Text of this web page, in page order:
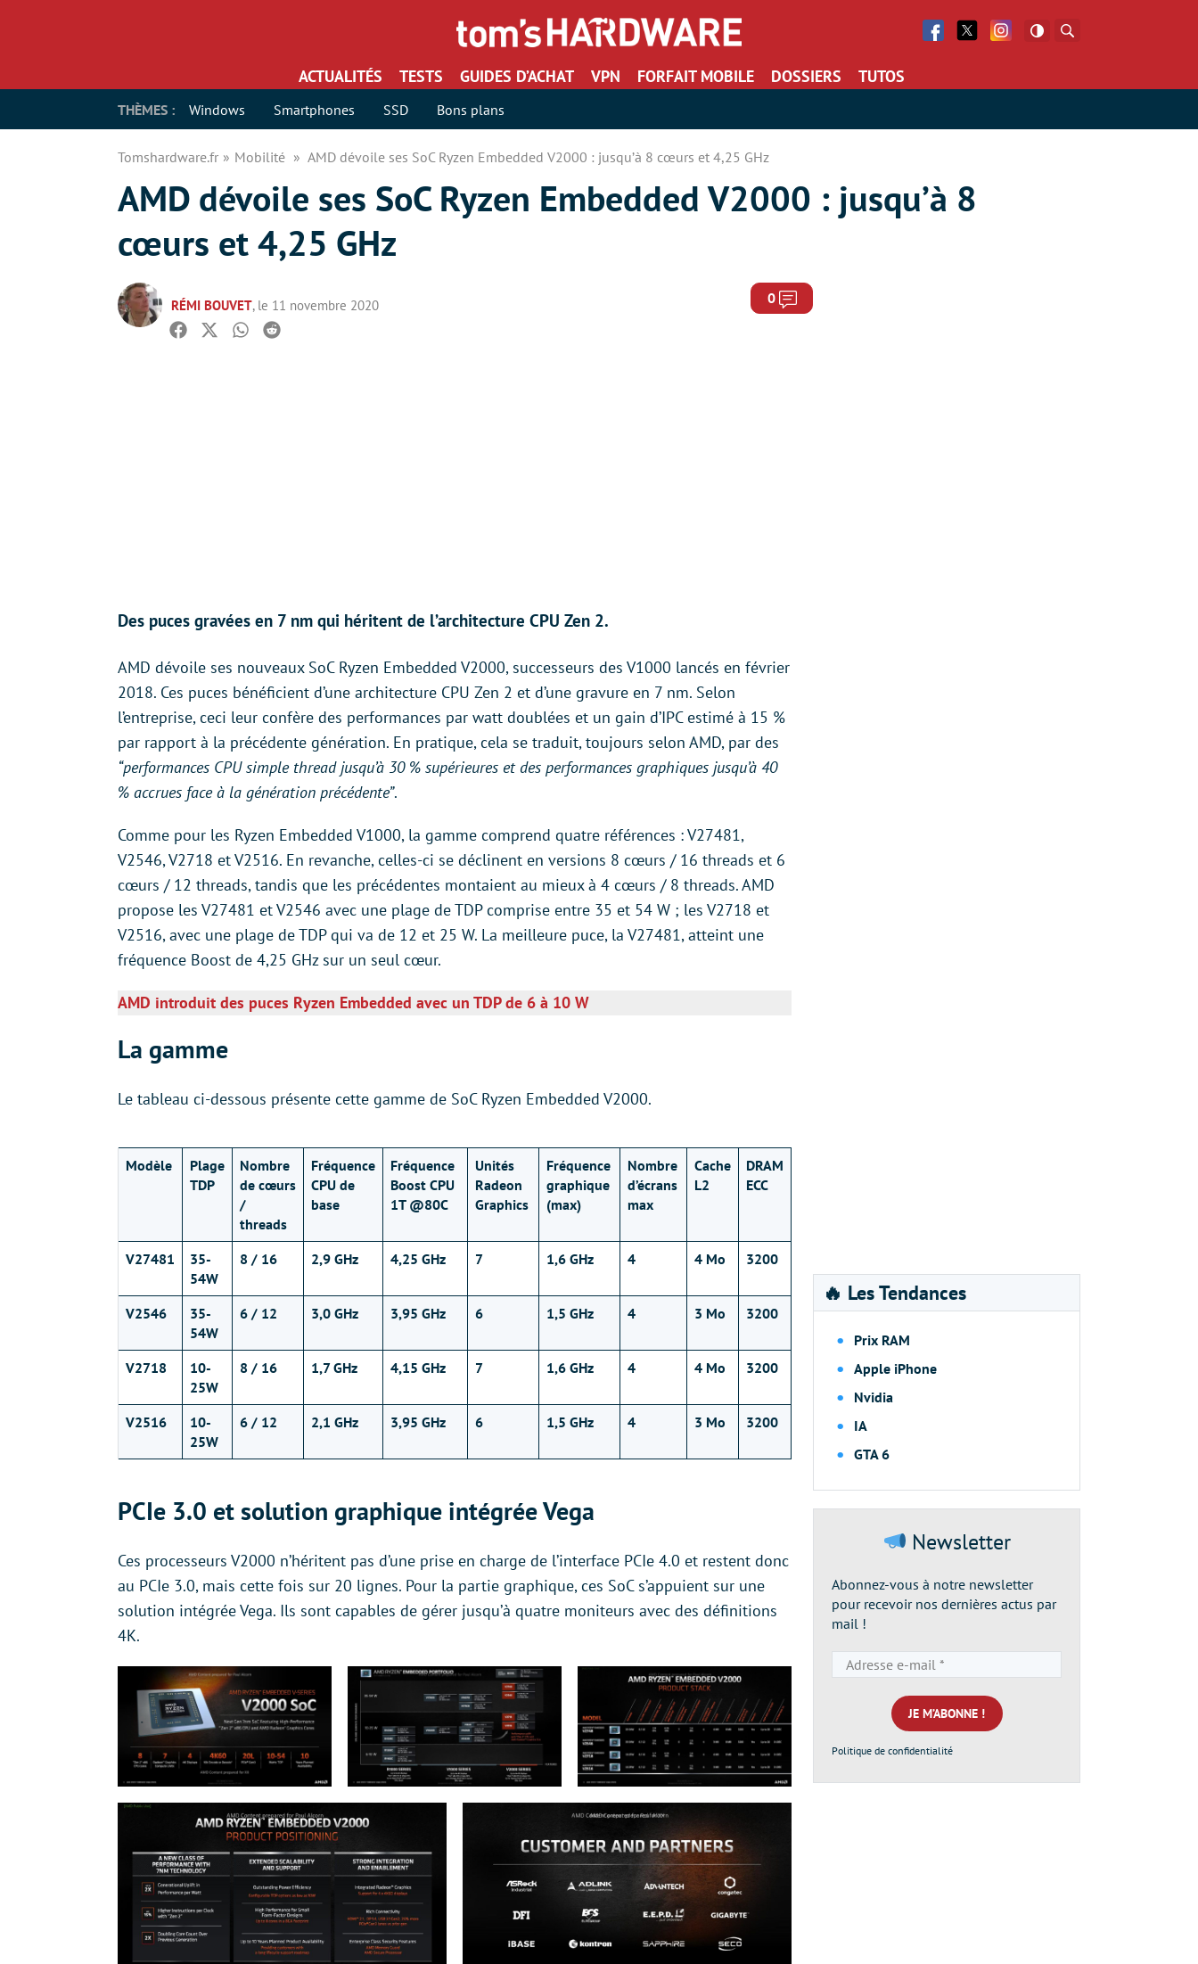
Facebook
Twitter Facebook
ACTUALITÉS TESTS GUIDES D’ACHAT VPN FORFAIT MOBILE DOSSIERS TUTOS
THÈMES : Windows Smartphones SSD Bons plans
Tomshardware.fr Mobilité AMD dévoile ses SoC Ryzen Embedded V2000 : jusqu’à 8 cœurs et 4,25 GHz
AMD dévoile ses SoC Ryzen Embedded V2000 : jusqu’à 8
cœurs et 4,25 GHz
RÉMI BOUVET, le 11 novembre 2020 0 Commentaires
Facebook
TwitterWhatsapp
Reddit
Des puces gravées en 7 nm qui héritent de l’architecture CPU Zen 2.
AMD dévoile ses nouveaux SoC Ryzen Embedded V2000, successeurs des V1000 lancés en février
2018. Ces puces bénéficient d’une architecture CPU Zen 2 et d’une gravure en 7 nm. Selon
l’entreprise, ceci leur confère des performances par watt doublées et un gain d’IPC estimé à 15 %
par rapport à la précédente génération. En pratique, cela se traduit, toujours selon AMD, par des
“performances CPU simple thread jusqu’à 30 % supérieures et des performances graphiques jusqu’à 40
% accrues face à la génération précédente”.
Comme pour les Ryzen Embedded V1000, la gamme comprend quatre références : V27481,
V2546, V2718 et V2516. En revanche, celles-ci se déclinent en versions 8 cœurs / 16 threads et 6
cœurs / 12 threads, tandis que les précédentes montaient au mieux à 4 cœurs / 8 threads. AMD
propose les V27481 et V2546 avec une plage de TDP comprise entre 35 et 54 W ; les V2718 et
V2516, avec une plage de TDP qui va de 12 et 25 W. La meilleure puce, la V27481, atteint une
fréquence Boost de 4,25 GHz sur un seul cœur.
AMD introduit des puces Ryzen Embedded avec un TDP de 6 à 10 W
La gamme
Le tableau ci-dessous présente cette gamme de SoC Ryzen Embedded V2000.
Modèle
Plage
TDP
Nombre
de cœurs
/
threads
Fréquence
CPU de
base
Fréquence
Boost CPU
1T @80C
Unités
Radeon
Graphics
Fréquence
graphique
(max)
Nombre
d’écrans
max
Cache
L2
DRAM
ECC
V27481
35-
54W
8 / 16 2,9 GHz 4,25 GHz 7 1,6 GHz 4 4 Mo 3200
V2546
35-
54W
6 / 12 3,0 GHz 3,95 GHz 6 1,5 GHz 4 3 Mo 3200
V2718
10-
25W
8 / 16 1,7 GHz 4,15 GHz 7 1,6 GHz 4 4 Mo 3200
V2516
10-
25W
6 / 12 2,1 GHz 3,95 GHz 6 1,5 GHz 4 3 Mo 3200
PCIe 3.0 et solution graphique intégrée Vega
Ces processeurs V2000 n’héritent pas d’une prise en charge de l’interface PCIe 4.0 et restent donc
au PCIe 3.0, mais cette fois sur 20 lignes. Pour la partie graphique, ces SoC s’appuient sur une
solution intégrée Vega. Ils sont capables de gérer jusqu’à quatre moniteurs avec des définitions
4K.
🔥 Les Tendances
Prix RAM
Apple iPhone
Nvidia
IA
GTA 6
Newsletter
Abonnez-vous à notre newsletter
pour recevoir nos dernières actus par
mail !
e-
mail
*
Politique de confidentialité